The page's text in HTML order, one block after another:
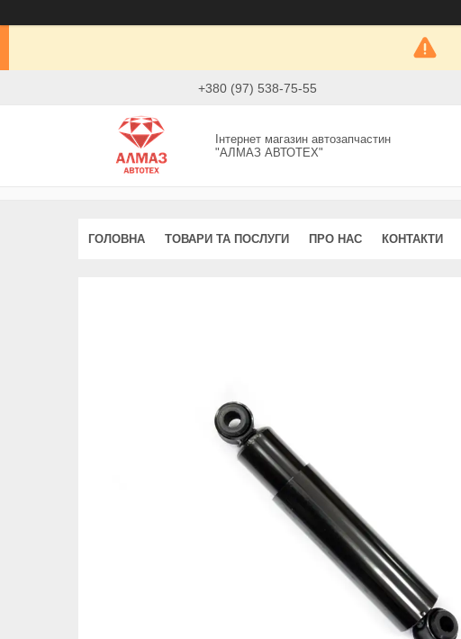
+380 (97) 538-75-55
Інтернет магазин автозапчастин
"АЛМАЗ АВТОТЕХ"
ГОЛОВНА ТОВАРИ ТА ПОСЛУГИ ПРО НАС КОНТАКТИ